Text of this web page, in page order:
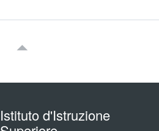
Istituto d'Istruzione